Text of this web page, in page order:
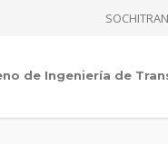
de Ingeniería de